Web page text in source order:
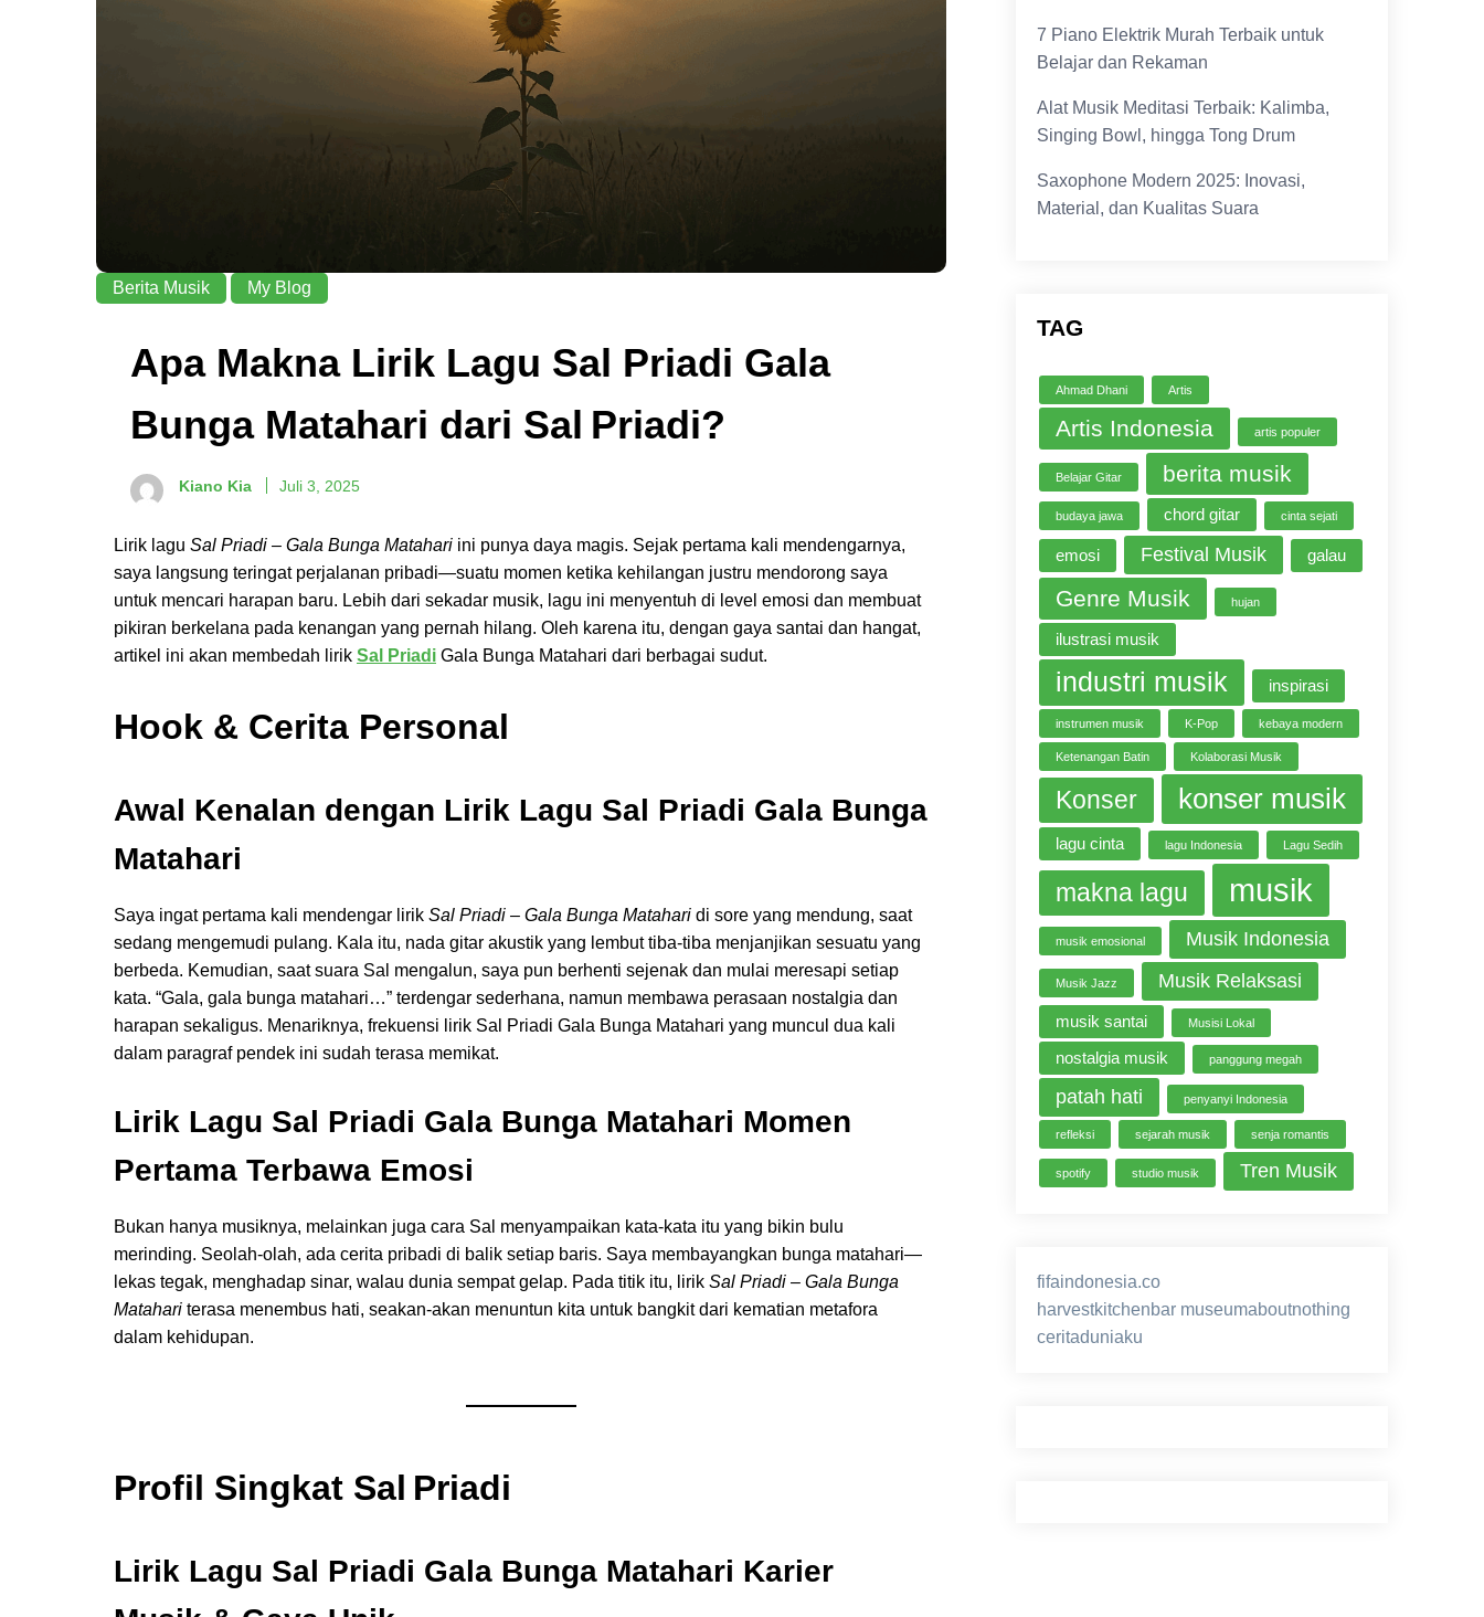
Berita Musik My Blog
Apa Makna Lirik Lagu Sal Priadi Gala
Bunga Matahari dari Sal Priadi?
Kiano Kia Juli 3, 2025
Lirik lagu Sal Priadi – Gala Bunga Matahari ini punya daya magis. Sejak pertama kali mendengarnya,
saya langsung teringat perjalanan pribadi—suatu momen ketika kehilangan justru mendorong saya
untuk mencari harapan baru. Lebih dari sekadar musik, lagu ini menyentuh di level emosi dan membuat
pikiran berkelana pada kenangan yang pernah hilang. Oleh karena itu, dengan gaya santai dan hangat,
artikel ini akan membedah lirik Sal Priadi Gala Bunga Matahari dari berbagai sudut.
Hook & Cerita Personal
Awal Kenalan dengan Lirik Lagu Sal Priadi Gala Bunga
Matahari
Saya ingat pertama kali mendengar lirik Sal Priadi – Gala Bunga Matahari di sore yang mendung, saat
sedang mengemudi pulang. Kala itu, nada gitar akustik yang lembut tiba‑tiba menjanjikan sesuatu yang
berbeda. Kemudian, saat suara Sal mengalun, saya pun berhenti sejenak dan mulai meresapi setiap
kata. “Gala, gala bunga matahari…” terdengar sederhana, namun membawa perasaan nostalgia dan
harapan sekaligus. Menariknya, frekuensi lirik Sal Priadi Gala Bunga Matahari yang muncul dua kali
dalam paragraf pendek ini sudah terasa memikat.
Lirik Lagu Sal Priadi Gala Bunga Matahari Momen
Pertama Terbawa Emosi
Bukan hanya musiknya, melainkan juga cara Sal menyampaikan kata‑kata itu yang bikin bulu
merinding. Seolah-olah, ada cerita pribadi di balik setiap baris. Saya membayangkan bunga matahari—
lekas tegak, menghadap sinar, walau dunia sempat gelap. Pada titik itu, lirik Sal Priadi – Gala Bunga
Matahari terasa menembus hati, seakan-akan menuntun kita untuk bangkit dari kematian metafora
dalam kehidupan.
Profil Singkat Sal Priadi
Lirik Lagu Sal Priadi Gala Bunga Matahari Karier
7 Piano Elektrik Murah Terbaik untuk
Belajar dan Rekaman
Alat Musik Meditasi Terbaik: Kalimba,
Singing Bowl, hingga Tong Drum
Saxophone Modern 2025: Inovasi,
Material, dan Kualitas Suara
TAG
Ahmad Dhani Artis
Artis Indonesia artis populer
Belajar Gitar berita musik
budaya jawa chord gitar cinta sejati
emosi Festival Musik galau
Genre Musik hujan
ilustrasi musik
industri musik inspirasi
instrumen musik K-Pop kebaya modern
Ketenangan Batin Kolaborasi Musik
Konser konser musik
lagu cinta lagu Indonesia Lagu Sedih
makna lagu musik
musik emosional Musik Indonesia
Musik Jazz Musik Relaksasi
musik santai Musisi Lokal
nostalgia musik panggung megah
patah hati penyanyi Indonesia
refleksi sejarah musik senja romantis
spotify studio musik Tren Musik
fifaindonesia.co
harvestkitchenbar museumaboutnothing
ceritaduniaku